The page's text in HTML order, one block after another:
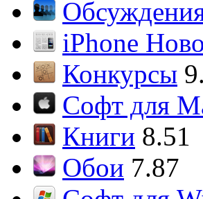
iPhone
Конкурсы
Софт для
Книги 8.51
Обои 7.87